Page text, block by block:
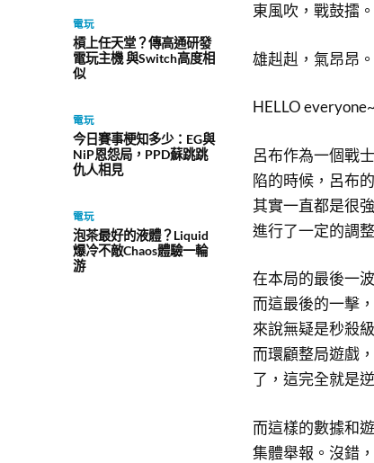
電玩
槓上任天堂？傳高通研發
電玩主機 與Switch高度相
似
電玩
今日賽事梗知多少：EG與
NiP恩怨局，PPD蘇跳跳
仇人相見
電玩
泡茶最好的液體？Liquid
爆冷不敵Chaos體驗一輪
游
東風吹，戰鼓擂
雄赳赳，氣昂昂
HELLO
呂布作為一個戰
陷的時候，呂布
其實一直都是很
進行了一定的調
在本局的最後一
而這最後的一擊
來說無疑是秒殺
而環顧整局遊戲
了，這完全就是
而這樣的數據和
集體舉報。沒錯